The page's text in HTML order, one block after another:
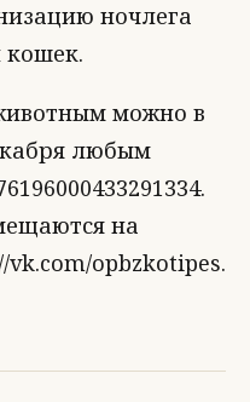
ночлега
кошек.
можно в
любым
на
opbzkotipes.